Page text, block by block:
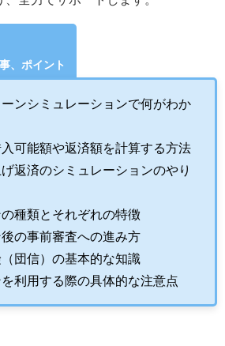
、ポイント
ンシミュレーションで何がわか
可能額や返済額を計算する方法
返済のシミュレーションのやり
種類とそれぞれの特徴
の事前審査への進み方
団信）の基本的な知識
利用する際の具体的な注意点